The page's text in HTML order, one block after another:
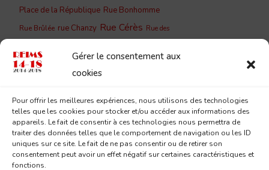
Gérer le consentement aux
cookies
Pour offrir les meilleures expériences, nous utilisons des technologies
telles que les cookies pour stocker et/ou accéder aux informations des
appareils. Le fait de consentir à ces technologies nous permettra de
traiter des données telles que le comportement de navigation ou les ID
uniques sur ce site. Le fait de ne pas consentir ou de retirer son
consentement peut avoir un effet négatif sur certaines caractéristiques et
fonctions.
Place de la République Rue Bonhomme
Rue Brûlée rue Chanzy Rue Cérès Rue des
Barbâtre
Rue du Jard
Eugène Desteuque Rue Lesage Saint-
André Saint-Remi Sainte-
Geneviève